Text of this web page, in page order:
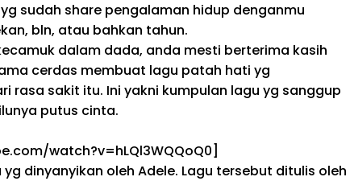
yg sudah share pengalaman hidup denganmu
, bln, atau bahkan tahun.
dalam dada, anda mesti berterima kasih
cerdas membuat lagu patah hati yg
rasa sakit itu. Ini yakni kumpulan lagu yg sanggup
putus cinta.
watch?v=hLQl3WQQoQ0]
yg dinyanyikan oleh Adele. Lagu tersebut ditulis oleh